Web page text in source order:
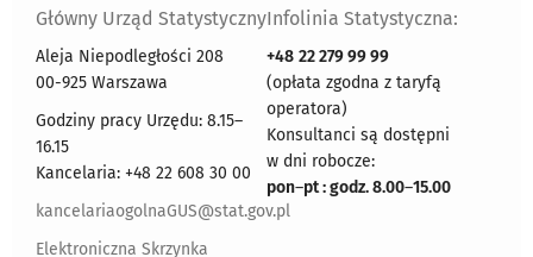
Główny Urząd Statystyczny
Aleja Niepodległości 208
00-925 Warszawa
Godziny pracy Urzędu: 8.15–
16.15
Kancelaria: +48 22 608 30 00
kancelariaogolnaGUS@stat.gov.pl
Elektroniczna Skrzynka
Infolinia Statystyczna:
+48 22 279 99 99
(opłata zgodna z taryfą
operatora)
Konsultanci są dostępni
w dni robocze:
pon–pt : godz. 8.00–15.00